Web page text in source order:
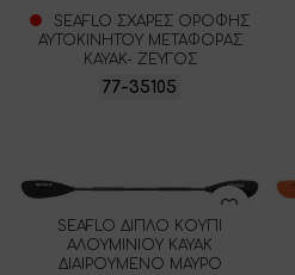
SEAFLO ΣΧΑΡΕΣ ΟΡΟΦΗΣ
ΑΥΤΟΚΙΝΗΤΟΥ ΜΕΤΑΦΟΡΑΣ
KAYAK- ΖΕΥΓΟΣ
77-35105
SEAFLO ΔΙΠΛΟ ΚΟΥΠΙ
ΑΛΟΥΜΙΝΙΟΥ ΚΑΥΑΚ
ΔΙΑΙΡΟΥΜΕΝΟ ΜΑΥΡΟ